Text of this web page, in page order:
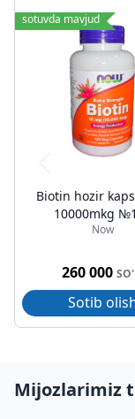
sotuvda mavjud
Biotin hozir
10000mkg
Now
260 000
Sotib
Mijozlarimiz